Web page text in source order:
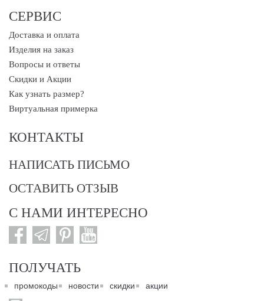
СЕРВИС
Доставка и оплата
Изделия на заказ
Вопросы и ответы
Скидки и Акции
Как узнать размер?
Виртуальная примерка
КОНТАКТЫ
НАПИСАТЬ ПИСЬМО
ОСТАВИТЬ ОТЗЫВ
С НАМИ ИНТЕРЕСНО
ПОЛУЧАТЬ
промокоды новости скидки акции